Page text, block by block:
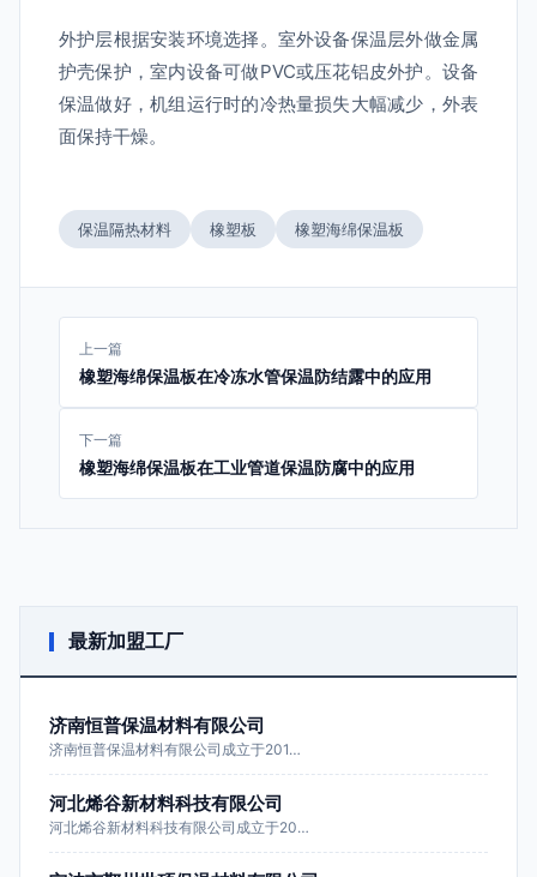
外护层根据安装环境选择。室外设备保温层外做金属
护壳保护，室内设备可做PVC或压花铝皮外护。设备
保温做好，机组运行时的冷热量损失大幅减少，外表
面保持干燥。
保温隔热材料 橡塑板 橡塑海绵保温板
上一篇
橡塑海绵保温板在冷冻水管保温防结露中的应用
下一篇
橡塑海绵保温板在工业管道保温防腐中的应用
最新加盟工厂
济南恒普保温材料有限公司
济南恒普保温材料有限公司成立于201…
河北烯谷新材料科技有限公司
河北烯谷新材料科技有限公司成立于20…